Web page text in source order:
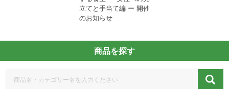
立てと手当て編 ー 開催
のお知らせ
商品を探す